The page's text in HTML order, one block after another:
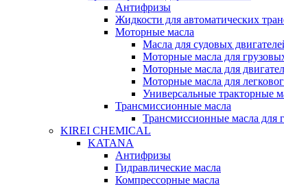
Антифризы
Жидкости для автоматических
Моторные масла
Масла для судовых
Моторные масла для
Моторные масла для
Моторные масла для
Универсальные тракторные
Трансмиссионные масла
Трансмиссионные масла для
KIREI CHEMICAL
KATANA
Антифризы
Гидравлические масла
Компрессорные масла